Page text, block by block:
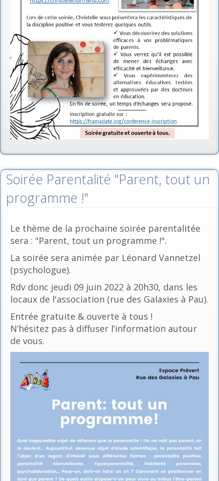
Soirée Parentalité "Parent, tout un
programme !"
Le thème de la prochaine soirée parentalitée
sera : "Parent, tout un programme !".
La soirée sera animée par Léonard Vannetzel
(psychologue).
Rdv donc jeudi 09 juin 2022 à 20h30, dans les
locaux de l'association (rue des Galaxies à Pau).
Entrée gratuite & ouverte à tous !
N’hésitez pas à diffuser l’information autour
de vous.